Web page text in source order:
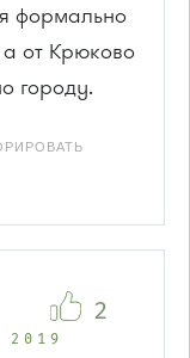
формально
от Крюково
городу.
2019
2